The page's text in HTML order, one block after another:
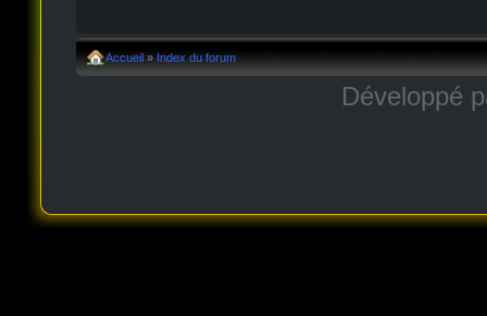
Accueil » Index du forum
Développé